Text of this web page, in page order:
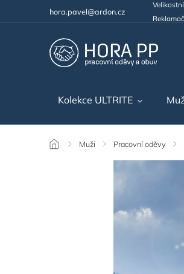
hora.pavel@ardon.cz
Kolekce ULTRITE
/ Muži / Pracovní oděvy /